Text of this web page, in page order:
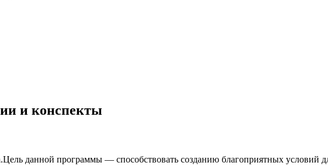
и конспекты
данной программы — способствовать созданию благоприятных условий